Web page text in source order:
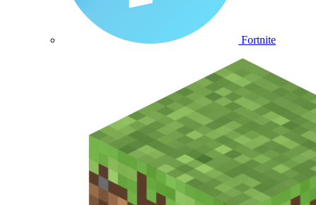
Fortnite